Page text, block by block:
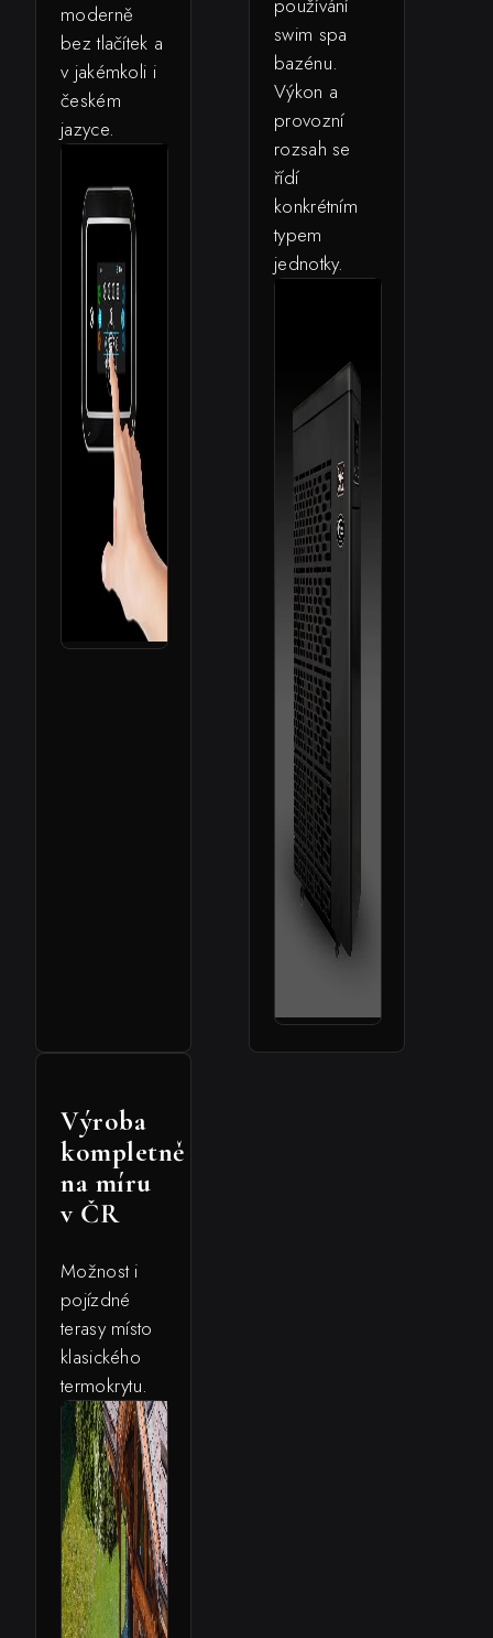
moderně
bez tlačítek a
v jakémkoli i
českém
jazyce.
používání
swim spa
bazénu.
Výkon a
provozní
rozsah se
řídí
konkrétním
typem
jednotky.
Výroba
kompletně
na míru
v ČR
Možnost i
pojízdné
terasy místo
klasického
termokrytu.